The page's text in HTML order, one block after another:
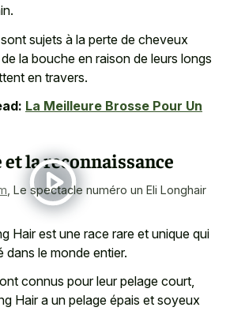
sujets à la perte de cheveux
la bouche en raison de leurs longs
en travers.
La Meilleure Brosse Pour Un
la reconnaissance
Le spectacle numéro un Eli Longhair
Hair est une race rare et unique qui
dans le monde entier.
connus pour leur pelage court,
Hair a un pelage épais et soyeux